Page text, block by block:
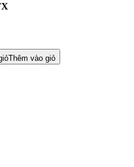
Thêm vào giỏ